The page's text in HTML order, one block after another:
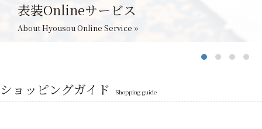
表装Onlineサービス
About Hyousou Online Service »
ショッピングガイド Shopping guide